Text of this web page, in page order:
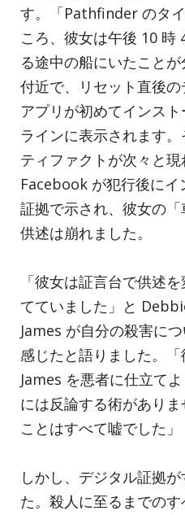
す。「Pathfinder のタ
ころ、彼女は午後 10 時
る途中の船にいたこと
付近で、リセット直後
アプリが初めてインス
ラインに表示されます
ティファクトが次々と現
Facebook が犯行後に
証拠で示され、彼女の
供述は崩れました。
「彼女は証言台で供述
てていました」と
James が自分の殺害に
感じたと語りました。
James を悪者に仕立て
には反論する術があり
ことはすべて嘘でした」
しかし、デジタル証拠
た。殺人に至るまでのす